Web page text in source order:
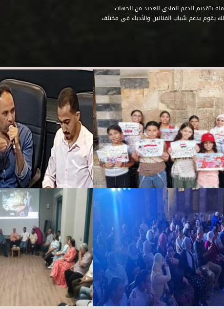
بتقديم الدعم المادى للعديد من الجهات
يقوم بدعم شباب الفنانين والأدباء فى مختلف